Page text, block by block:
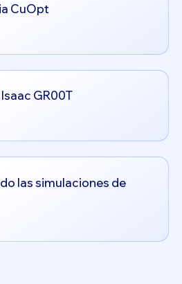
CuOpt
GR00T
las simulaciones de